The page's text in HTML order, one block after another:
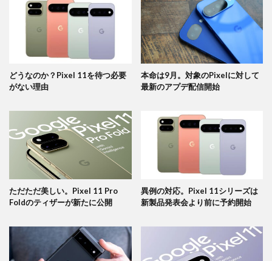
どうなのか？Pixel 11を待つ必要
がない理由
本命は9月。対象のPixelに対して
最新のアプデ配信開始
ただただ美しい。Pixel 11 Pro
Foldのティザーが新たに公開
異例の対応。Pixel 11シリーズは
新製品発表会より前に予約開始